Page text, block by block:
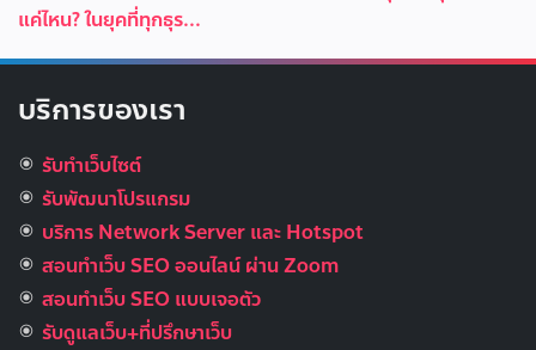
แค่ไหน? ในยุคที่ทุกธุร...
บริการของเรา
รับทำเว็บไซต์
รับพัฒนาโปรแกรม
บริการ Network Server และ Hotspot
สอนทำเว็บ SEO ออนไลน์ ผ่าน Zoom
สอนทำเว็บ SEO แบบเจอตัว
รับดูแลเว็บ+ที่ปรึกษาเว็บ